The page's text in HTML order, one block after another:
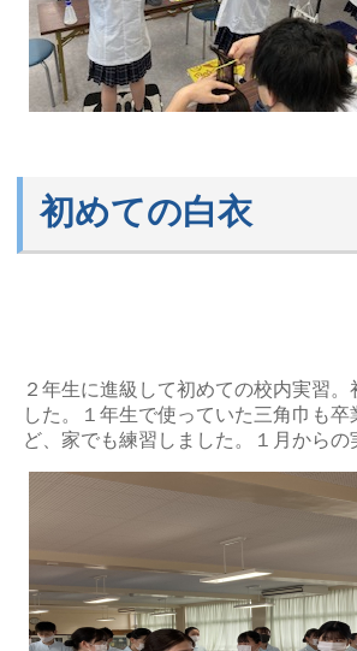
初めての白衣
２年生に進級して初めての校内実習
した。１年生で使っていた三角巾も
ど、家でも練習しました。１月から